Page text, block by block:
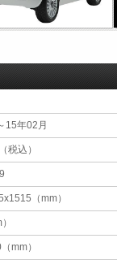
15年02月
税込）
（mm）
mm）